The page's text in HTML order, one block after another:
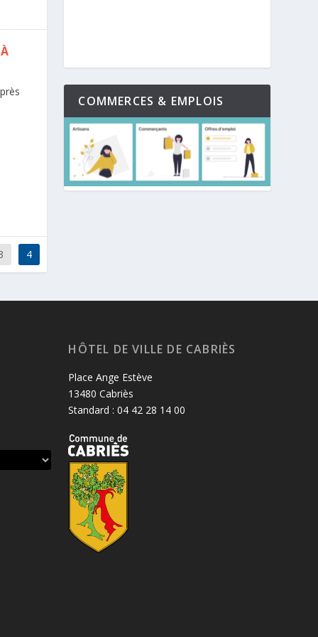
4
COMMERCES & EMPLOIS
HÔTEL DE VILLE DE CABRIÈS
Place Ange Estève
13480 Cabriès
Standard : 04 42 28 14 00